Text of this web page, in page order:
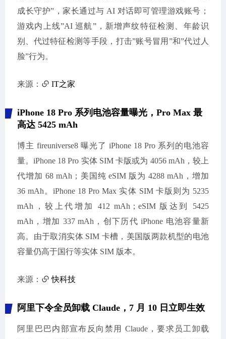
成长守护”，家长通过与 AI 对话即可管理游戏账号；
游戏内上线”AI 巡航”，新增声纹特征检测、年龄识
别、代过特征检测等手段，打击”账号冒用”和”代过人
脸”行为。
来源： IT之家
iPhone 18 Pro 系列电池容量曝光，Pro Max 最
高达 5425 mAh
博主 fireuniverse8 曝光了 iPhone 18 Pro 系列的电池容
量。iPhone 18 Pro 实体 SIM 卡版或为 4056 mAh，较上
代增加 68 mAh；美国纯 eSIM 版为 4288 mAh，增加
36 mAh。iPhone 18 Pro Max 实体 SIM 卡版则为 5235
mAh，较上代增加 412 mAh；eSIM 版达到 5425
mAh，增加 337 mAh，创下历代 iPhone 电池容量新
高。由于取消实体 SIM 卡槽，美国版两款机型的电池
容量仍高于国行等实体 SIM 版本。
来源： 快科技
阿里下令全员卸载 Claude，7 月 10 日立即生效
阿里巴巴内部宣布反向禁用 Claude，要求员工卸载